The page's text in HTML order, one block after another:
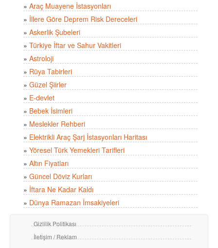
» Araç Muayene İstasyonları
» İllere Göre Deprem Risk Dereceleri
» Askerlik Şubeleri
» Türkiye İftar ve Sahur Vakitleri
» Astroloji
» Rüya Tabirleri
» Güzel Şiirler
» E-devlet
» Bebek İsimleri
» Meslekler Rehberi
» Elektrikli Araç Şarj İstasyonları Haritası
» Yöresel Türk Yemekleri Tarifleri
» Altın Fiyatları
» Güncel Döviz Kurları
» İftara Ne Kadar Kaldı
» Dünya Ramazan İmsakiyeleri
Gizlilik Politikası
İletişim / Reklam